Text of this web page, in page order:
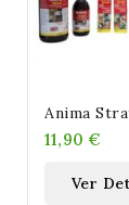
11,90 €
Ver